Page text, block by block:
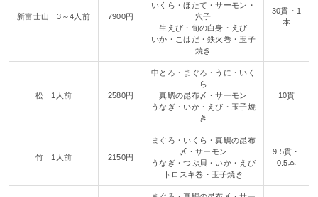
新富士山 3～4人前 7900円
いくら・ほたて・サーモン・
穴子
生えび・旬の白身・えび
いか・こはだ・鉄火巻・玉子
焼き
30貫・1
本
松 1人前 2580円
中とろ・まぐろ・うに・いく
ら
真鯛の昆布〆・サーモン
うなぎ・いか・えび・玉子焼
き
10貫
竹 1人前 2150円
まぐろ・いくら・真鯛の昆布
〆・サーモン
うなぎ・つぶ貝・いか・えび
トロスキ巻・玉子焼き
9.5貫・
0.5本